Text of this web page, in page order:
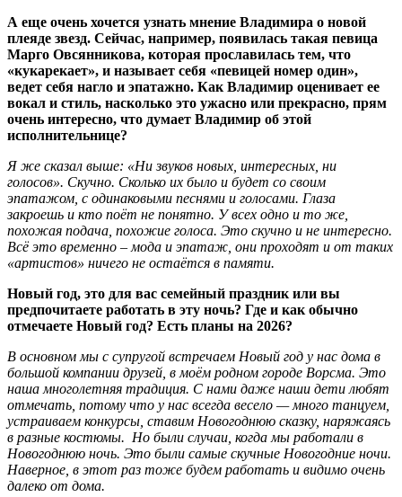
А еще очень хочется узнать мнение Владимира о новой
плеяде звезд. Сейчас, например, появилась такая певица
Марго Овсянникова, которая прославилась тем, что
«кукарекает», и называет себя «певицей номер один»,
ведет себя нагло и эпатажно. Как Владимир оценивает ее
вокал и стиль, насколько это ужасно или прекрасно, прям
очень интересно, что думает Владимир об этой
исполнительнице?
Я же сказал выше: «Ни звуков новых, интересных, ни
голосов». Скучно. Сколько их было и будет со своим
эпатажом, с одинаковыми песнями и голосами. Глаза
закроешь и кто поёт не понятно. У всех одно и то же,
похожая подача, похожие голоса. Это скучно и не интересно.
Всё это временно – мода и эпатаж, они проходят и от таких
«артистов» ничего не остаётся в памяти.
Новый год, это для вас семейный праздник или вы
предпочитаете работать в эту ночь? Где и как обычно
отмечаете Новый год? Есть планы на 2026?
В основном мы с супругой встречаем Новый год у нас дома в
большой компании друзей, в моём родном городе Ворсма. Это
наша многолетняя традиция. С нами даже наши дети любят
отмечать, потому что у нас всегда весело — много танцуем,
устраиваем конкурсы, ставим Новогоднюю сказку, наряжаясь
в разные костюмы. Но были случаи, когда мы работали в
Новогоднюю ночь. Это были самые скучные Новогодние ночи.
Наверное, в этот раз тоже будем работать и видимо очень
далеко от дома.